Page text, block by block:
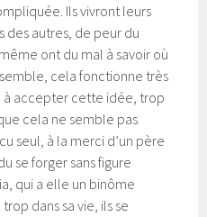
Ils vivront leurs
des autres, de peur du
ont du mal à savoir où
cela fonctionne très
à accepter cette idée, trop
cela ne semble pas
seul, à la merci d’un père
se forger sans figure
qui a elle un binôme
dans sa vie, ils se